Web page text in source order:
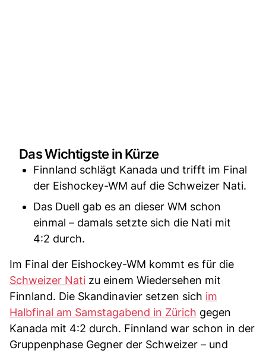
Das Wichtigste in Kürze
Finnland schlägt Kanada und trifft im Final
der Eishockey-WM auf die Schweizer Nati.
Das Duell gab es an dieser WM schon
einmal – damals setzte sich die Nati mit
4:2 durch.
Im Final der Eishockey-WM kommt es für die
Schweizer Nati zu einem Wiedersehen mit
Finnland. Die Skandinavier setzen sich im
Halbfinal am Samstagabend in Zürich gegen
Kanada mit 4:2 durch. Finnland war schon in der
Gruppenphase Gegner der Schweizer – und